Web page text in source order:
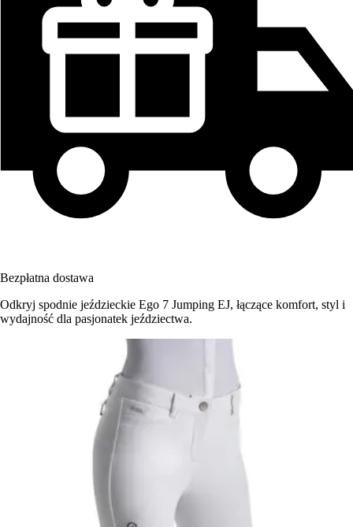
Bezpłatna dostawa
Odkryj spodnie jeździeckie Ego 7 Jumping EJ, łączące komfort, styl i
wydajność dla pasjonatek jeździectwa.